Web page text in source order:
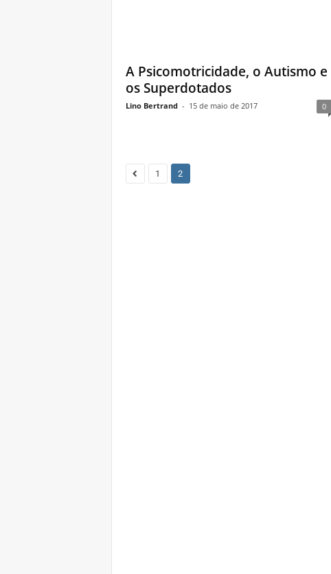
A Psicomotricidade, o Autismo e
os Superdotados
Lino Bertrand - 15 de maio de 2017 0
1 2